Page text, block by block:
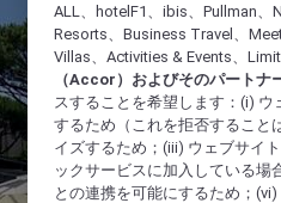
ALL、hotelF1、ibis、Pullman
Resorts、Business Travel、
Villas、Activities & Events、
（Accor）およびそのパートナ
スすることを希望します：(i)
するため（これを拒否すること
イズするため；(iii) ウェブサイ
ックサービスに加入している場
との連携を可能にするため；